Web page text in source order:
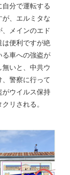
分で運転する
、エルミタな
メインのエド
便利ですが絶
車への強盗が
いと、中共ウ
警察に行って
ウイルス保持
リされる。